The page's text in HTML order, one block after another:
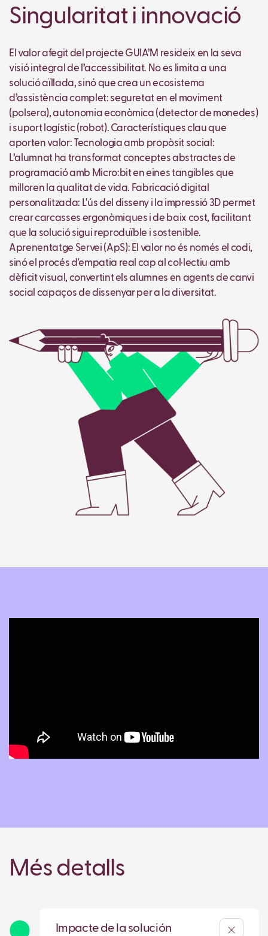
Singularitat i innovació
El valor afegit del projecte GUIA’M resideix en la seva
visió integral de l’accessibilitat. No es limita a una
solució aïllada, sinó que crea un ecosistema
d’assistència complet: seguretat en el moviment
(polsera), autonomia econòmica (detector de monedes)
i suport logístic (robot). Característiques clau que
aporten valor: Tecnologia amb propòsit social:
L’alumnat ha transformat conceptes abstractes de
programació amb Micro:bit en eines tangibles que
milloren la qualitat de vida. Fabricació digital
personalitzada: L'ús del disseny i la impressió 3D permet
crear carcasses ergonòmiques i de baix cost, facilitant
que la solució sigui reproduïble i sostenible.
Aprenentatge Servei (ApS): El valor no és només el codi,
sinó el procés d'empatia real cap al col·lectiu amb
dèficit visual, convertint els alumnes en agents de canvi
social capaços de dissenyar per a la diversitat.
Més detalls
Impacte de la solución